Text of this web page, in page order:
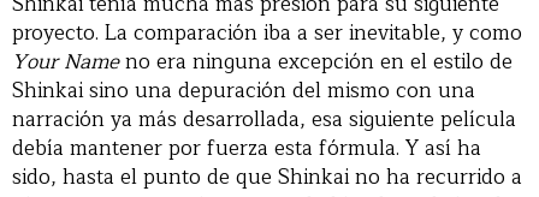
proyecto. La comparación iba a ser inevitable, y como
Your Nameno era ninguna excepción en el estilo de
Shinkai sino una depuración del mismo con una
narración ya más desarrollada, esa siguiente película
debía mantener por fuerza esta fórmula. Y así ha
sido, hasta el punto de que Shinkai no ha recurrido a